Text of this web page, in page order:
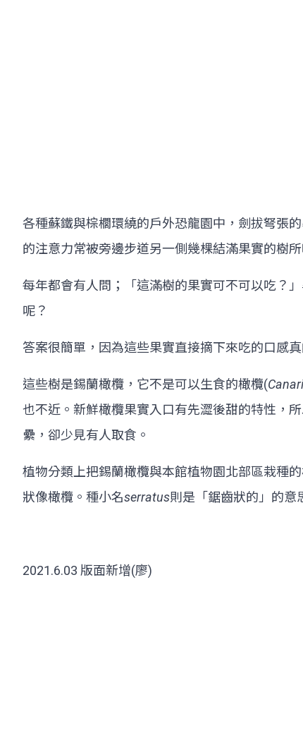
各種蘇鐵與棕櫚環繞的戶外恐龍園中，劍拔弩張
的注意力常被旁邊步道另一側幾棵結滿果實的樹所
每年都會有人問；「這滿樹的果實可不可以吃？
呢？
答案很簡單，因為這些果實直接摘下來吃的口感真
這些樹是錫蘭橄欖，它不是可以生食的橄欖(
也不近。新鮮橄欖果實入口有先澀後甜的特性，
纍，卻少見有人取食。
植物分類上把錫蘭橄欖與本館植物園北部區栽種
狀像橄欖。種小名serratus則是「鋸齒狀的」的意
2021.6.03 版面新增(廖)